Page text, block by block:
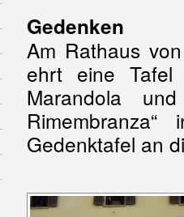
Gedenken
Am Rathaus
ehrt eine Tafel
Marandola
Gedenktafel an